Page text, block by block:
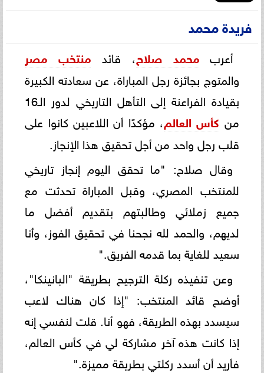
فريدة محمد
أعربمحمد صلاح، قائد منتخب مصر
والمتوج بجائزة رجل المباراة، عن سعادته الكبيرة
بقيادة الفراعنة إلى التأهل التاريخي لدور الـ16
من كأس العالم، مؤكدًا أن اللاعبين كانوا على
قلب رجل واحد من أجل تحقيق هذا الإنجاز.
وقال صلاح: "ما تحقق اليوم إنجاز تاريخي
للمنتخب المصري، وقبل المباراة تحدثت مع
جميع زملائي وطالبتهم بتقديم أفضل ما
لديهم، والحمد لله نجحنا في تحقيق الفوز، وأنا
سعيد للغاية بما قدمه الفريق."
وعن تنفيذه ركلة الترجيح بطريقة "البانينكا"،
أوضح قائد المنتخب: "إذا كان هناك لاعب
سيسدد بهذه الطريقة، فهو أنا. قلت لنفسي إنه
إذا كانت هذه آخر مشاركة لي في كأس العالم،
فأريد أن أسدد ركلتي بطريقة مميزة."